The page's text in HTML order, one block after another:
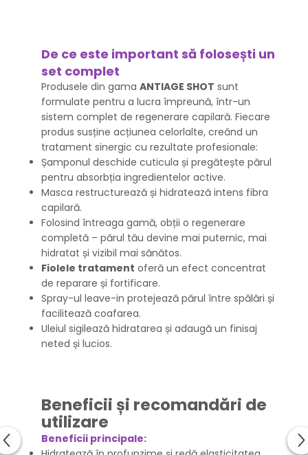
De ce este important să folosești un
set complet
Produsele din gama ANTIAGE SHOT sunt
formulate pentru a lucra împreună, într-un
sistem complet de regenerare capilară. Fiecare
produs susține acțiunea celorlalte, creând un
tratament sinergic cu rezultate profesionale:
Șamponul deschide cuticula și pregătește părul
pentru absorbția ingredientelor active.
Masca restructurează și hidratează intens fibra
capilară.
Folosind întreaga gamă, obții o regenerare
completă – părul tău devine mai puternic, mai
hidratat și vizibil mai sănătos.
Fiolele tratament oferă un efect concentrat
de reparare și fortificare.
Spray-ul leave-in protejează părul între spălări și
facilitează coafarea.
Uleiul sigilează hidratarea și adaugă un finisaj
neted și lucios.
Beneficii și recomandări de
utilizare
Beneficii principale: